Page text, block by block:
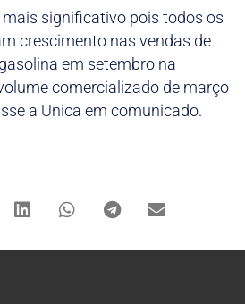
mais significativo pois todos os
crescimento nas vendas de
em setembro na
comercializado de março
a Unica em comunicado.